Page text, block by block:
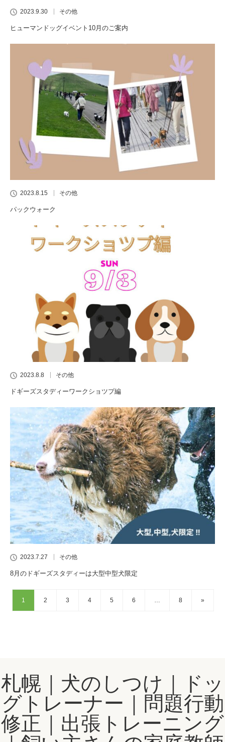
2023.9.30 その他
ヒューマンドッグイベント10月のご案内
2023.8.15 その他
パックウォーク
2023.8.8 その他
ドギーズスタディーワークショツプ編
2023.7.27 その他
8月のドギーズスタディーは大型中型犬限定
1 2 3 4 5 6 8 »
札幌｜犬のしつけ｜ドッ
グトレーナー｜問題行動
修正｜出張トレーニング